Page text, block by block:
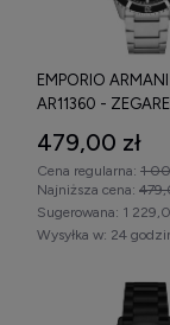
EMPORIO ARMANI
AR11360 -
479,00 zł
Cena regularna: 1
Najniższa cena:
Wysyłka w: 24
Sugerowana: 1